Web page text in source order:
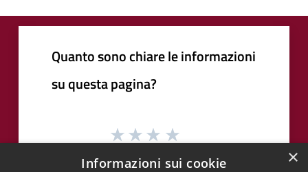
Quanto sono chiare le informazioni
su questa pagina?
×
Informazioni sui cookie